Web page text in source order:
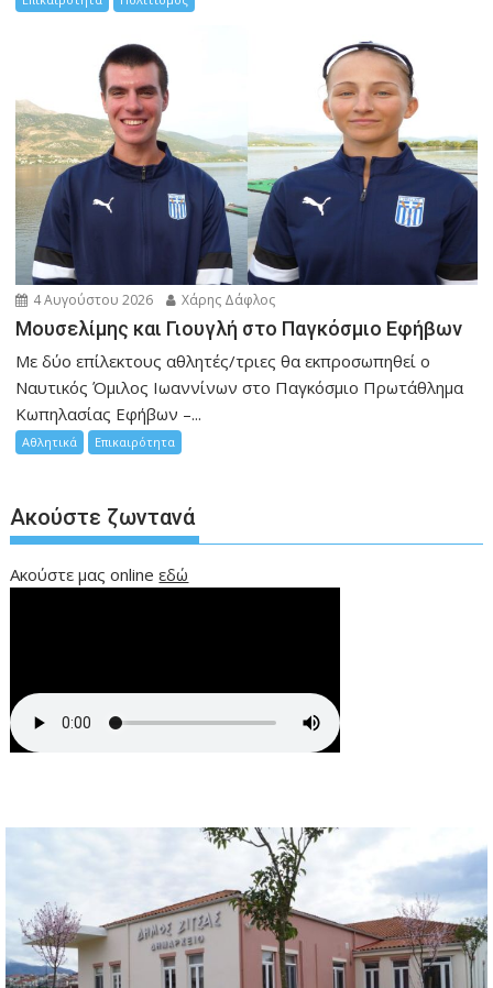
4 Αυγούστου 2026 Χάρης Δάφλος
Μουσελίμης και Γιουγλή στο Παγκόσμιο Εφήβων
Mε δύο επίλεκτους αθλητές/τριες θα εκπροσωπηθεί ο
Ναυτικός Όμιλος Ιωαννίνων στο Παγκόσμιο Πρωτάθλημα
Κωπηλασίας Εφήβων –...
Αθλητικά Επικαιρότητα
Ακούστε ζωντανά
Ακούστε μας onlineεδώ